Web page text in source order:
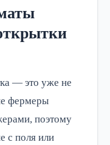
— это уже не
фермеры
поэтому
с поля или